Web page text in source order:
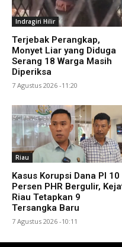
Indragiri Hilir
Terjebak Perangkap,
Monyet Liar yang Diduga
Serang 18 Warga Masih
Diperiksa
7 Agustus 2026 -11:20
Riau
Kasus Korupsi Dana PI 10
Persen PHR Bergulir,
Riau Tetapkan 9
Tersangka Baru
7 Agustus 2026 -10:11